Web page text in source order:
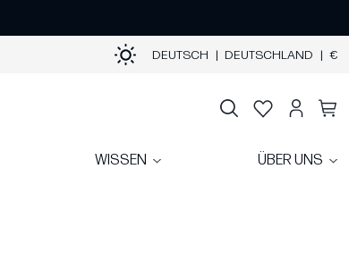
DEUTSCH | DEUTSCHLAND | €
WISSEN ÜBER UNS